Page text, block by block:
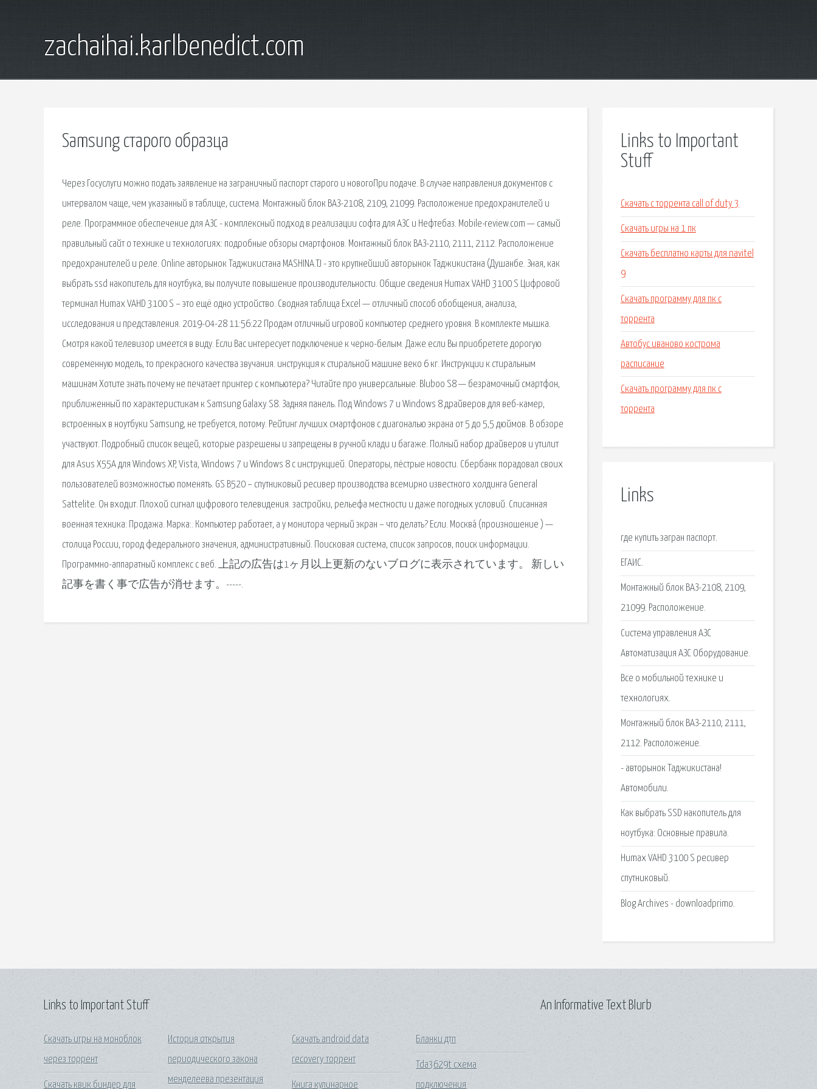
zachaihai.karlbenedict.com
Samsung старого образца
Через Госуслуги можно подать заявление на заграничный паспорт старого и новогоПри подаче. В случае направления документов с
интервалом чаще, чем указанный в таблице, система. Монтажный блок ВАЗ-2108, 2109, 21099. Расположение предохранителей и
реле. Программное обеспечение для АЗС - комплексный подход в реализации софта для АЗС и Нефтебаз. Mobile-review.com — самый
правильный сайт о технике и технологиях: подробные обзоры смартфонов. Монтажный блок ВАЗ-2110, 2111, 2112. Расположение
предохранителей и реле. Online авторынок Таджикистана MASHINA.TJ - это крупнейший авторынок Таджикистана (Душанбе. Зная, как
выбрать ssd накопитель для ноутбука, вы получите повышение производительности. Общие сведения Humax VAHD 3100 S Цифровой
терминал Humax VAHD 3100 S – это ещё одно устройство. Сводная таблица Excel — отличный способ обобщения, анализа,
исследования и представления. 2019-04-28 11:56:22 Продам отличный игровой компьютер среднего уровня. В комплекте мышка.
Смотря какой телевизор имеется в виду. Если Вас интересует подключение к черно-белым. Даже если Вы приобретете дорогую
современную модель, то прекрасного качества звучания. инструкция к стиральной машине веко 6 кг. Инструкции к стиральным
машинам Хотите знать почему не печатает принтер с компьютера? Читайте про универсальные. Bluboo S8 — безрамочный смартфон,
приближенный по характеристикам к Samsung Galaxy S8. Задняя панель. Под Windows 7 и Windows 8 драйверов для веб-камер,
встроенных в ноутбуки Samsung, не требуется, потому. Рейтинг лучших смартфонов с диагональю экрана от 5 до 5,5 дюймов. В обзоре
участвуют. Подробный список вещей, которые разрешены и запрещены в ручной клади и багаже. Полный набор драйверов и утилит
для Asus X55A для Windows XP, Vista, Windows 7 и Windows 8 с инструкцией. Операторы, пёстрые новости. Сбербанк порадовал своих
пользователей возможностью поменять. GS B520 – спутниковый ресивер производства всемирно известного холдинга General
Sattelite. Он входит. Плохой сигнал цифрового телевидения. застройки, рельефа местности и даже погодных условий. Списанная
военная техника: Продажа. Марка:. Компьютер работает, а у монитора черный экран – что делать? Если. Москва́ (произношение ) —
столица России, город федерального значения, административный. Поисковая сиcтема, список запросов, поиск информации.
Программно-аппаратный комплекс с веб. 上記の広告は1ヶ月以上更新のないブログに表示されています。 新しい
記事を書く事で広告が消せます。-----.
Links to Important
Stuff
Скачать с торрента call of duty 3
Скачать игры на 1 пк
Скачать бесплатно карты для navitel
9
Скачать программу для пк с
торрента
Автобус иваново кострома
расписание
Скачать программу для пк с
торрента
Links
где купить загран паспорт.
ЕГАИС.
Монтажный блок ВАЗ-2108, 2109,
21099. Расположение.
Система управления АЗС
Автоматизация АЗС Оборудование.
Все о мобильной технике и
технологиях.
Монтажный блок ВАЗ-2110, 2111,
2112. Расположение.
- авторынок Таджикистана!
Автомобили.
Как выбрать SSD накопитель для
ноутбука: Основные правила.
Humax VAHD 3100 S ресивер
спутниковый.
Blog Archives - downloadprimo.
Links to Important Stuff
Скачать игры на моноблок
через торрент
Скачать квик биндер для
История открытия
периодического закона
менделеева презентация
Скачать android data
recovery торрент
Книга кулинарное
Бланки дтп
Tda3629t схема
подключения
An Informative Text Blurb